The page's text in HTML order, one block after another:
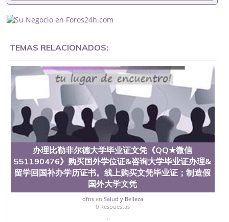
交材料不齐而被拒之门外551190476您是否因没正常
了,成绩不理想毕不了业怎么办551190476找工作没有
551190476哪里可以买国外文凭551190476国外本科
吗551190476怎么办理 外假毕业证551190476哪里可
以制作美国毕业证551190476哪里可以办理澳洲毕业
证551190476留学生在哪里可以买假毕业证
551190476哪里可以办理加拿大毕业证551190476申
请学校办理假的毕业证成绩单可以吗551190476哪里
可以办理水印成绩单551190476哪里可以修改成绩单
GPA分数551190476假毕业证能查出来吗551190476
假文凭网上能查到吗551190476 如何拿到国外毕业证
QQ微信551190476办假大学毕业证QQ微信551190476
国外毕业证去哪认证QQ微信551190476找毕业证封皮
QQ微信551190476国外毕业证外壳定制QQ微信
551190476快速代办国外毕业证QQ微信551190476快
速拿到国外文凭QQ微信551190476国外留学文凭认证
QQ微信551190476国外文凭回国认证QQ微信
551190476泰国文凭办理QQ微信551190476法国留学
回国证明QQ微信551190476 国外烫金照片QQ微信
TEMAS RELACIONADOS:
办理比勒非尔德大学毕业证文凭《QQ★微信
551190476》购买国外学位证&咨询大学毕业证办理&
留学回国补办学历证书。线上购买文凭毕业证；制造假
国外大学文凭
dfnsen Salud y Belleza
0 Respuestas
...